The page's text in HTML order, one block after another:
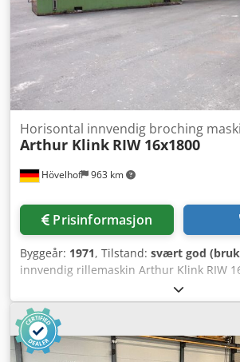
Hövelhof 963 km
Horisontal innvendig broching
Arthur Klink RIW 16x1800
Prisinformasjon
Byggeår: 1971, Tilstand: svært god
innvendig rillemaskin Arthur Klink RIW
Produsent: Arthur Klink Modell: RIW 16 x
1971 Maks. trekkraft: 16t Maks.
skjærehastighet: 7m/min Chodpfx
returhastighet: 25m/min Maks.
Vekt: 4,8t